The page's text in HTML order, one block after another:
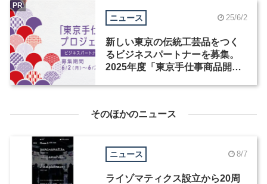
ニュース 25/6/2
新しい東京の伝統工芸品をつく
るビジネスパートナーを募集。
2025年度「東京手仕事商品開発
PR
そのほかのニュース
ニュース 8/7
ライゾマティクス設立から20周